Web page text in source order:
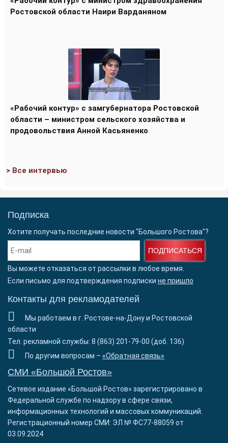
Ростовской области Наири Варданяном
«Рабочий контур» с замгубернатора Ростовской
области – министром сельского хозяйства и
продовольствия Анной Касьяненко
> Все интервью
Подписка
Хотите получать последние новости "Большого Ростова"?
ПОДПИСАТЬСЯ
Вы можете отказаться от рассылки в любое время.
Если письмо для подтверждения подписки не пришло
Контакты для рекламодателей
Мы работаем в г. Ростове-на-Дону и Ростовской
области
Тел. рекламной службы: 8 (863) 201-79-00 (доб. 136)
По другим вопросам – «Обратная связь»
СМИ «Большой Ростов»
Сетевое издание «Большой Ростов» зарегистрировано в
Федеральной службе по надзору в сфере связи,
информационных технологий и массовых коммуникаций.
Регистрационный номер СМИ: ЭЛ № ФС77-88059 от
03.09.2024